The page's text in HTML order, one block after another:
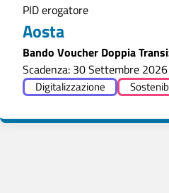
PID erogatore
Aosta
Bando Voucher Doppia
Scadenza: 30 Settembre 2026
Digitalizzazione